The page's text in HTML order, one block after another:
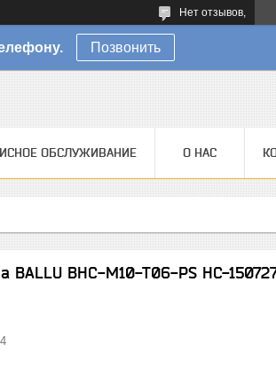
Нет отзывов,
Позвонить
ОБСЛУЖИВАНИЕ О НАС
BALLU BHC-M10-T06-PS НС-